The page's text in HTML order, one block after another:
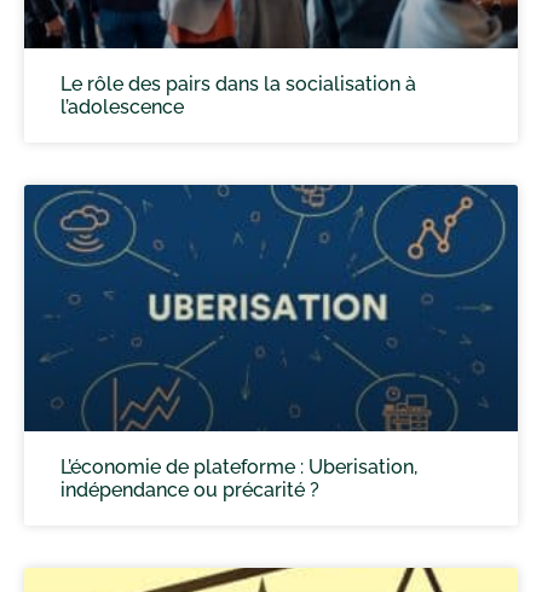
Le rôle des pairs dans la socialisation à
l’adolescence
L’économie de plateforme : Uberisation,
indépendance ou précarité ?